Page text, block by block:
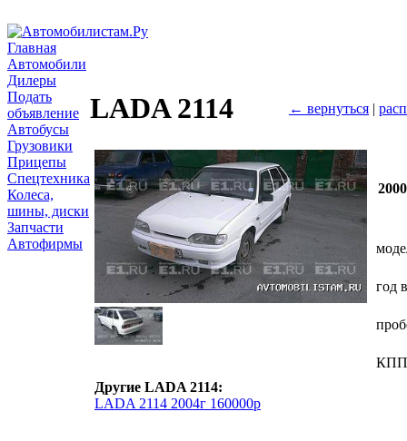
Главная
Автомобили
Дилеры
Подать
объявление
Автобусы
Грузовики
Прицепы
Спецтехника
Колеса,
шины, диски
Запчасти
Автофирмы
LADA 2114 ← вернуться |
Другие LADA 2114:
LADA 2114 2004г 160000р
год
КПП